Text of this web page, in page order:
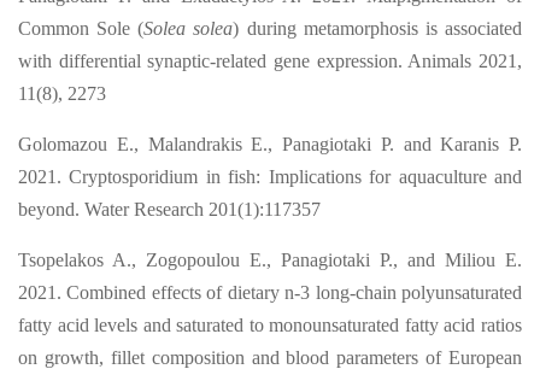
Common Sole (Solea solea) during metamorphosis is associated
with differential synaptic-related gene expression. Animals 2021,
11(8), 2273
Golomazou E., Malandrakis E., Panagiotaki P. and Karanis P.
2021. Cryptosporidium in fish: Implications for aquaculture and
beyond. Water Research 201(1):117357
Tsopelakos A., Zogopoulou E., Panagiotaki P., and Miliou E.
2021. Combined effects of dietary n-3 long-chain polyunsaturated
fatty acid levels and saturated to monounsaturated fatty acid ratios
on growth, fillet composition and blood parameters of European